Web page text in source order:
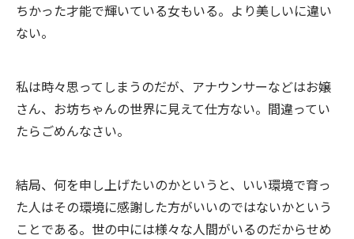
ちかった才能で輝いている女もいる。より美しいに違い
ない。
私は時々思ってしまうのだが、アナウンサーなどはお嬢
さん、お坊ちゃんの世界に見えて仕方ない。間違ってい
たらごめんなさい。
結局、何を申し上げたいのかというと、いい環境で育っ
た人はその環境に感謝した方がいいのではないかという
ことである。世の中には様々な人間がいるのだからせめ